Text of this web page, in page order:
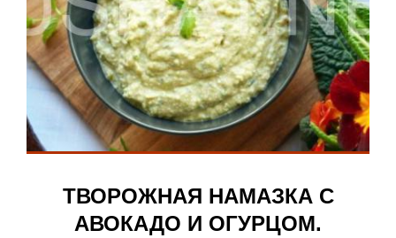
ТВОРОЖНАЯ НАМАЗКА С
АВОКАДО И ОГУРЦОМ.